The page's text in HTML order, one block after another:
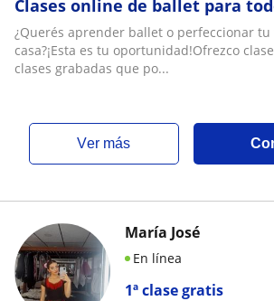
Clases online de ballet para
¿Querés aprender ballet o perfeccionar tu
casa?¡Esta es tu oportunidad!Ofrezco
clases grabadas que po...
ver más
1ª clase gratis
María José
En línea